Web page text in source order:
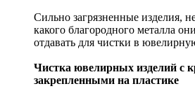
Сильно загрязненные изделия,
какого благородного металла
отдавать для чистки в
Чистка ювелирных изделий с
закрепленными на пластике